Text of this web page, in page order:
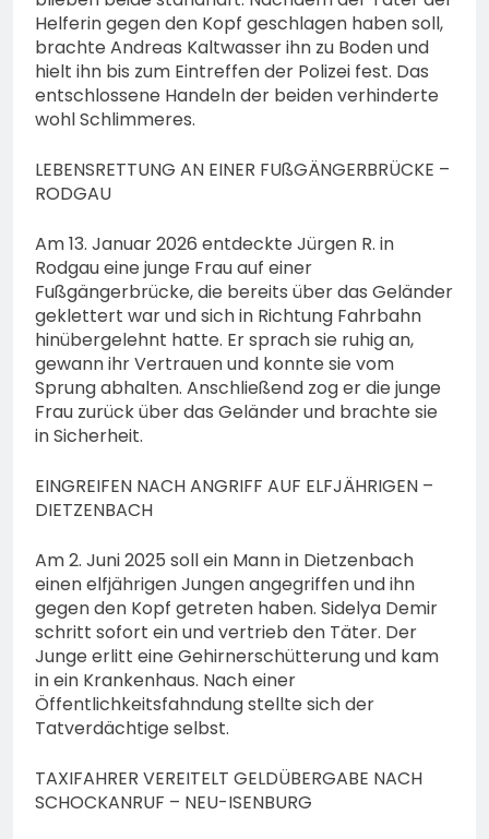
Helferin gegen den Kopf geschlagen haben soll,
brachte Andreas Kaltwasser ihn zu Boden und
hielt ihn bis zum Eintreffen der Polizei fest. Das
entschlossene Handeln der beiden verhinderte
wohl Schlimmeres.
LEBENSRETTUNG AN EINER FUßGÄNGERBRÜCKE –
RODGAU
Am 13. Januar 2026 entdeckte Jürgen R. in
Rodgau eine junge Frau auf einer
Fußgängerbrücke, die bereits über das Geländer
geklettert war und sich in Richtung Fahrbahn
hinübergelehnt hatte. Er sprach sie ruhig an,
gewann ihr Vertrauen und konnte sie vom
Sprung abhalten. Anschließend zog er die junge
Frau zurück über das Geländer und brachte sie
in Sicherheit.
EINGREIFEN NACH ANGRIFF AUF ELFJÄHRIGEN –
DIETZENBACH
Am 2. Juni 2025 soll ein Mann in Dietzenbach
einen elfjährigen Jungen angegriffen und ihn
gegen den Kopf getreten haben. Sidelya Demir
schritt sofort ein und vertrieb den Täter. Der
Junge erlitt eine Gehirnerschütterung und kam
in ein Krankenhaus. Nach einer
Öffentlichkeitsfahndung stellte sich der
Tatverdächtige selbst.
TAXIFAHRER VEREITELT GELDÜBERGABE NACH
SCHOCKANRUF – NEU-ISENBURG